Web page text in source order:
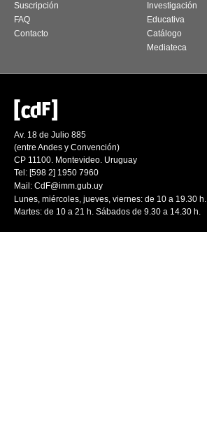
Suscripción
FAQ
Contacto
Investigación
Educativa
Catálogo
Mediateca
Av. 18 de Julio 885
(entre Andes y Convención)
CP 11100. Montevideo. Uruguay
Tel: [598 2] 1950 7960
Mail: CdF@imm.gub.uy
Lunes, miércoles, jueves, viernes: de 10 a 19.30 h.
Martes: de 10 a 21 h. Sábados de 9.30 a 14.30 h.